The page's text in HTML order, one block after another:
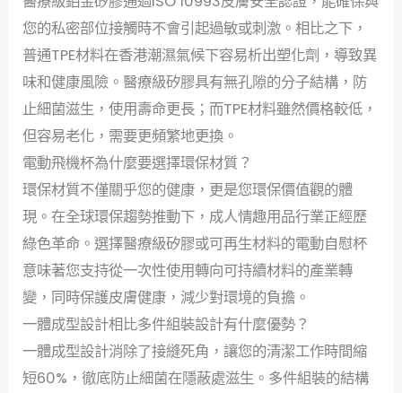
您的私密部位接觸時不會引起過敏或刺激。相比之下，
普通TPE材料在香港潮濕氣候下容易析出塑化劑，導致異
味和健康風險。醫療級矽膠具有無孔隙的分子結構，防
止細菌滋生，使用壽命更長；而TPE材料雖然價格較低，
但容易老化，需要更頻繁地更換。
電動飛機杯為什麼要選擇環保材質？
環保材質不僅關乎您的健康，更是您環保價值觀的體
現。在全球環保趨勢推動下，成人情趣用品行業正經歷
綠色革命。選擇醫療級矽膠或可再生材料的電動自慰杯
意味著您支持從一次性使用轉向可持續材料的產業轉
變，同時保護皮膚健康，減少對環境的負擔。
一體成型設計相比多件組裝設計有什麼優勢？
一體成型設計消除了接縫死角，讓您的清潔工作時間縮
短60%，徹底防止細菌在隱蔽處滋生。多件組裝的結構